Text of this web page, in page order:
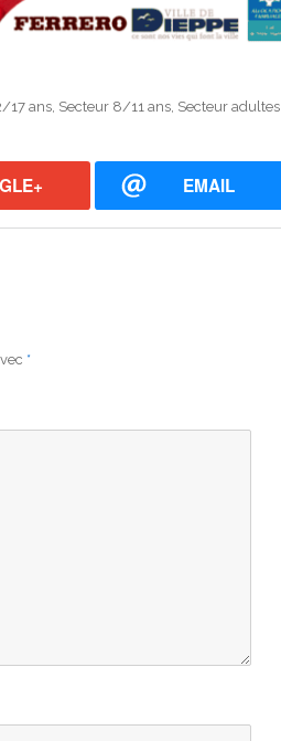
17 ans, Secteur 8/11 ans, Secteur adultes
EMAIL
*